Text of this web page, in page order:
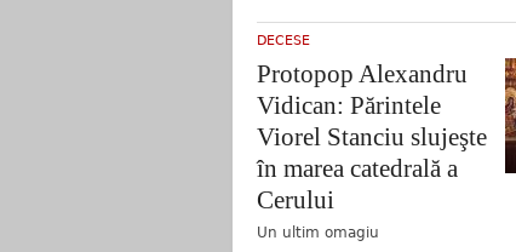
DECESE
Protopop Alexandru
Vidican: Părintele
Viorel Stanciu slujeşte
în marea catedrală a
Cerului
Un ultim omagiu